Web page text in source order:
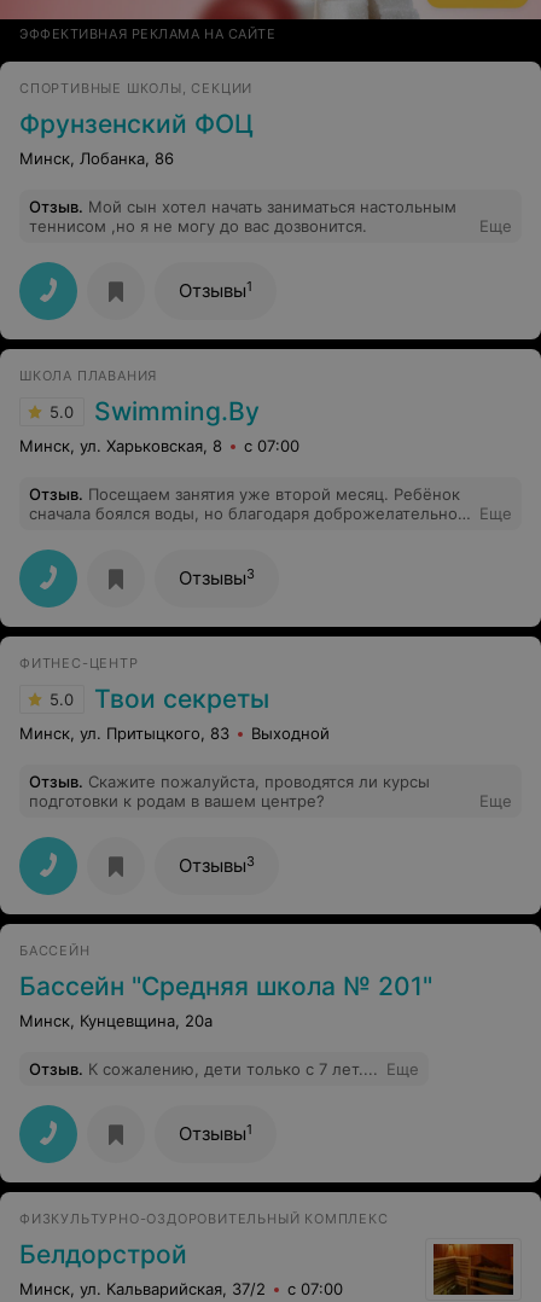
ЭФФЕКТИВНАЯ РЕКЛАМА НА САЙТЕ
СПОРТИВНЫЕ ШКОЛЫ, СЕКЦИИ
Фрунзенский ФОЦ
Минск, Лобанка, 86
Отзыв. Мой сын хотел начать заниматься настольным
теннисом ,но я не могу до вас дозвонится.
Еще
Отзывы1
ШКОЛА ПЛАВАНИЯ
5.0 Swimming.By
Минск, ул. Харьковская, 8 с 07:00
Отзыв. Посещаем занятия уже второй месяц. Ребёнок
сначала боялся воды, но благодаря доброжелательной
теперь идёт на занятия с удовольствием. Очень
нравится, что всё организовано: чистые раздевалки,
удобные шкафчики.
Еще
Отзывы3
ФИТНЕС-ЦЕНТР
5.0 Твои секреты
Минск, ул. Притыцкого, 83 Выходной
Отзыв. Скажите пожалуйста, проводятся ли курсы
подготовки к родам в вашем центре?
Еще
Отзывы3
БАССЕЙН
Бассейн "Средняя школа № 201"
Минск, Кунцевщина, 20а
Отзыв. К сожалению, дети только с 7 лет.... Еще
Отзывы1
ФИЗКУЛЬТУРНО-ОЗДОРОВИТЕЛЬНЫЙ КОМПЛЕКС
Белдорстрой
Минск, ул. Кальварийская, 37/2 с 07:00